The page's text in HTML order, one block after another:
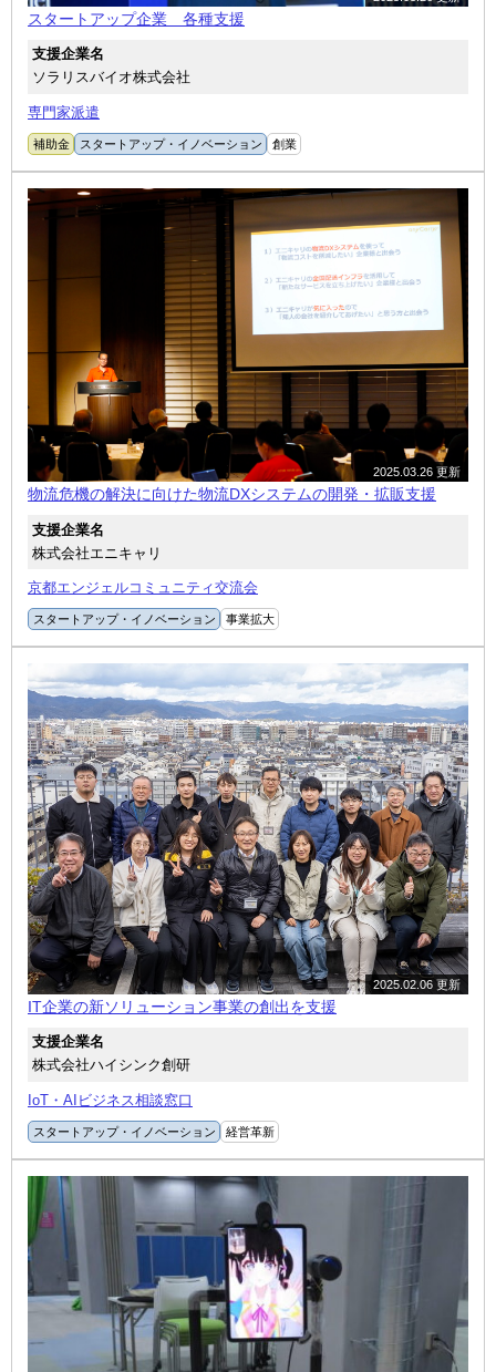
スタートアップ企業 各種支援
支援企業名
ソラリスバイオ株式会社
専門家派遣
補助金 スタートアップ・イノベーション 創業
2025.03.26 更新
物流危機の解決に向けた物流DXシステムの開発・拡販支援
支援企業名
株式会社エニキャリ
京都エンジェルコミュニティ交流会
スタートアップ・イノベーション 事業拡大
2025.02.06 更新
IT企業の新ソリューション事業の創出を支援
支援企業名
株式会社ハイシンク創研
IoT・AIビジネス相談窓口
スタートアップ・イノベーション 経営革新